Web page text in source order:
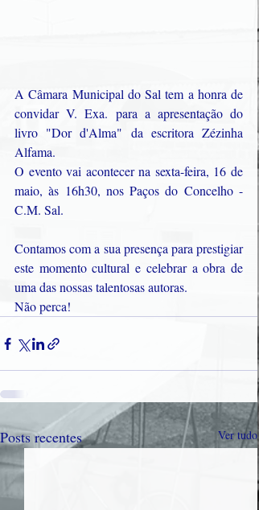
A Câmara Municipal do Sal tem a honra de
convidar V. Exa. para a apresentação do
livro "Dor d'Alma" da escritora Zézinha
Alfama.
O evento vai acontecer na sexta-feira, 16 de
maio, às 16h30, nos Paços do Concelho -
C.M. Sal.
Contamos com a sua presença para prestigiar
este momento cultural e celebrar a obra de
uma das nossas talentosas autoras.
Não perca!
Posts recentes Ver tudo